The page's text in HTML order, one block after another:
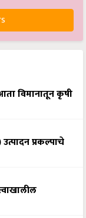
विमानातून कृषी
उत्पादन प्रकल्पाचे